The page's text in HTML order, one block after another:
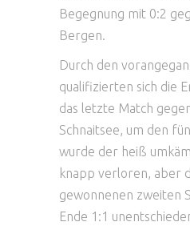
Begegnung mit 0:2
Bergen.
Durch den
qualifizierten sich die
das letzte Match
Schnaitsee, um den
wurde der heiß
knapp verloren, aber
gewonnenen zweiten
Ende 1:1